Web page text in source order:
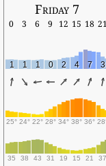
Friday 7
0 3 6 9 12 15 18 21
1 1 1 0 2 4 7 3
25° 24° 22° 28° 34° 38° 36°
35 38 43 31 19 15 21 37